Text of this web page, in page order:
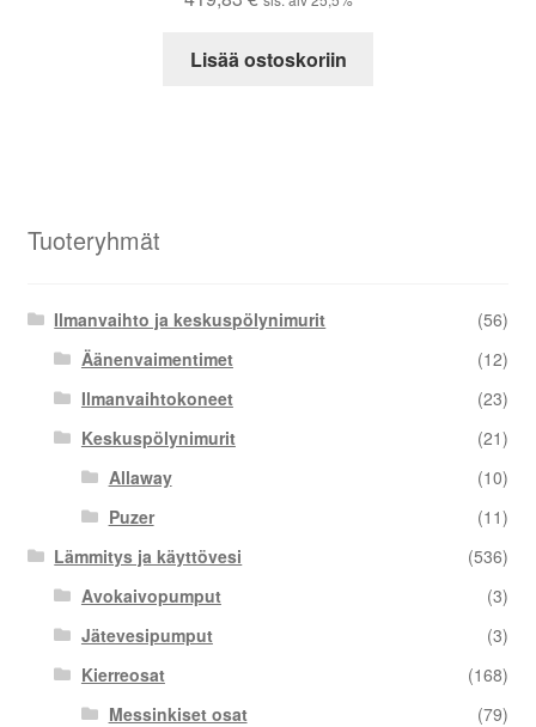
Lisää ostoskoriin
Tuoteryhmät
Ilmanvaihto ja keskuspölynimurit
(56)
Äänenvaimentimet
(12)
Ilmanvaihtokoneet
(23)
Keskuspölynimurit
(21)
Allaway
(10)
Puzer
(11)
Lämmitys ja käyttövesi
(536)
Avokaivopumput
(3)
Jätevesipumput
(3)
Kierreosat
(168)
Messinkiset osat
(79)